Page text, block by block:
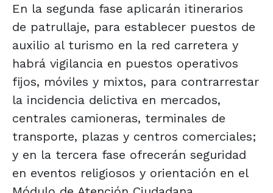
En la segunda fase aplicarán itinerarios
de patrullaje, para establecer puestos de
auxilio al turismo en la red carretera y
habrá vigilancia en puestos operativos
fijos, móviles y mixtos, para contrarrestar
la incidencia delictiva en mercados,
centrales camioneras, terminales de
transporte, plazas y centros comerciales;
y en la tercera fase ofrecerán seguridad
en eventos religiosos y orientación en el